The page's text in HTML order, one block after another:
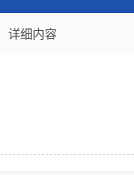
详细内容